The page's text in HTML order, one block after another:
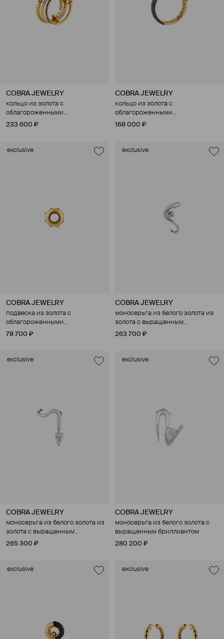
COBRA JEWELRY
кольцо из золота с
облагороженными
бриллиантами
233 600 ₽
COBRA JEWELRY
кольцо из золота с
облагороженными
бриллиантами
168 000 ₽
exclusive
COBRA JEWELRY
подвеска из золота с
облагороженными
бриллиантами
78 700 ₽
exclusive
COBRA JEWELRY
моносерьга из белого золота из
золота с выращенным
бриллиантом
263 700 ₽
exclusive
COBRA JEWELRY
моносерьга из белого золота из
золота с выращенным
бриллиантом
265 300 ₽
exclusive
COBRA JEWELRY
моносерьга из белого золота с
выращенным бриллиантом
280 200 ₽
exclusive exclusive